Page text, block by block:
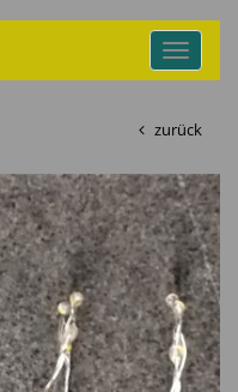
Toggle
zurück